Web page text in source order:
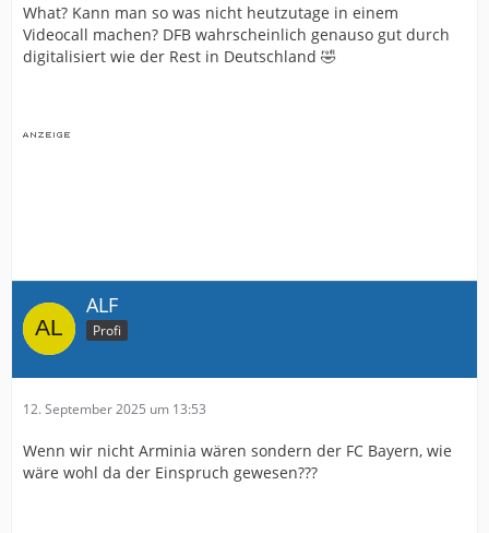
What? Kann man so was nicht heutzutage in einem
Videocall machen? DFB wahrscheinlich genauso gut durch
digitalisiert wie der Rest in Deutschland 🤣
ALF
Profi
12. September 2025 um 13:53
Wenn wir nicht Arminia wären sondern der FC Bayern, wie
wäre wohl da der Einspruch gewesen???